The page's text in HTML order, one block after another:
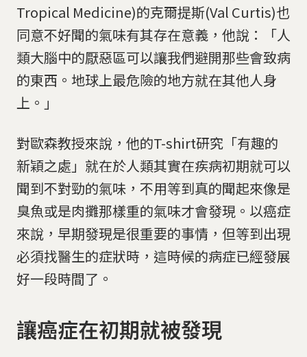
Tropical Medicine)的克爾提斯(Val Curtis)也
同意不好聞的氣味有其存在意義，他說：「人
類大腦中的厭惡區可以讓我們避開那些會致病
的東西。地球上最危險的地方就在其他人身
上。」
對歐森教授來說，他的T-shirt研究「有趣的
新穎之處」就在於人類其實在疾病初期就可以
聞到不對勁的氣味，不用等到真的聞起來像是
臭魚或是肉攤那樣重的氣味才會發現。以癌症
來說，早期發現是很重要的事情，但等到出現
必須找醫生的症狀時，這時候的病症已經發展
好一段時間了。
讓癌症在初期就被發現